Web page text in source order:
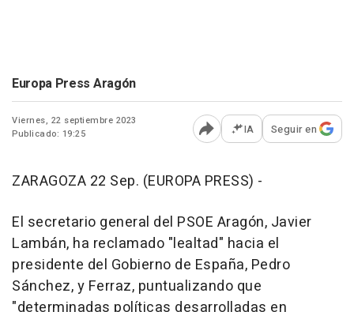
Europa Press Aragón
Viernes, 22 septiembre 2023
Publicado: 19:25
Abrir opciones para
IA Seguir en
ZARAGOZA 22 Sep. (EUROPA PRESS) -
El secretario general del PSOE Aragón, Javier
Lambán, ha reclamado "lealtad" hacia el
presidente del Gobierno de España, Pedro
Sánchez, y Ferraz, puntualizando que
"determinadas políticas desarrolladas en